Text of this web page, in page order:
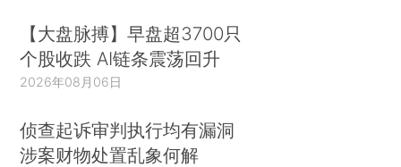
【大盘脉搏】早盘超3700只
个股收跌 AI链条震荡回升
2026年08月06日
侦查起诉审判执行均有漏洞
涉案财物处置乱象何解